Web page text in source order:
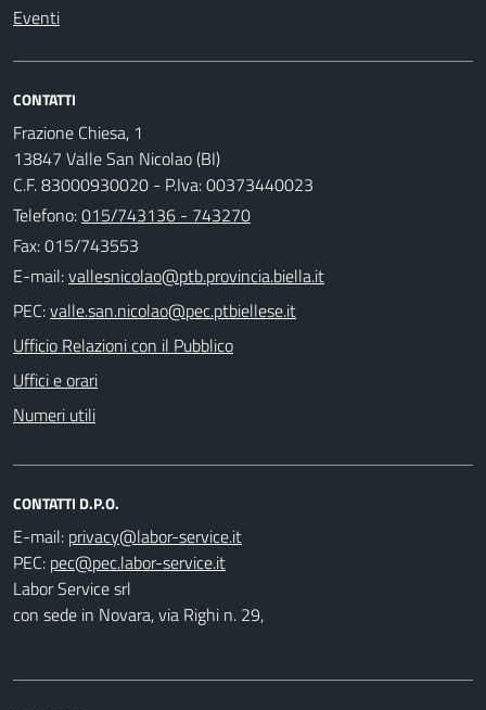
Eventi
CONTATTI
Frazione Chiesa, 1
13847 Valle San Nicolao (BI)
C.F. 83000930020 - P.Iva: 00373440023
Telefono:015/743136 - 743270
Fax: 015/743553
E-mail:
PEC:
Ufficio Relazioni con il Pubblico
Uffici e orari
Numeri utili
CONTATTI D.P.O.
E-mail:
PEC:
Labor Service srl
con sede in Novara, via Righi n. 29,